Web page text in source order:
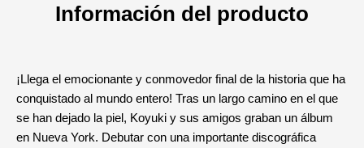
Información del producto
¡Llega el emocionante y conmovedor final de la historia que ha
conquistado al mundo entero! Tras un largo camino en el que
se han dejado la piel, Koyuki y sus amigos graban un álbum
en Nueva York. Debutar con una importante discográfica